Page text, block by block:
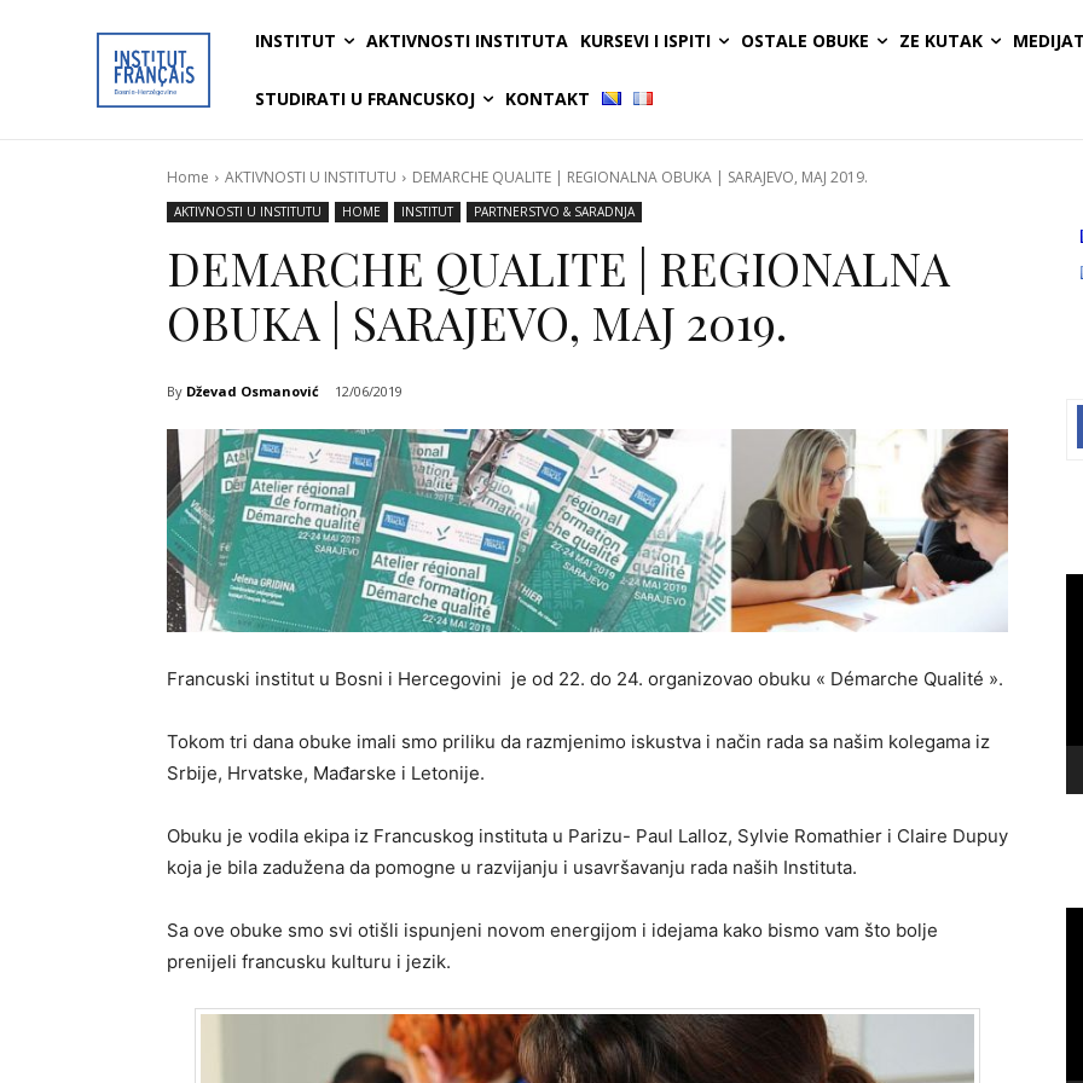
INSTITUT AKTIVNOSTI INSTITUTA KURSEVI I ISPITI OSTALE OBUKE ZE KUTAK
STUDIRATI U FRANCUSKOJ KONTAKT
Home AKTIVNOSTI U INSTITUTU DEMARCHE QUALITE | REGIONALNA OBUKA | SARAJEVO, MAJ 2019.
AKTIVNOSTI U INSTITUTU HOME INSTITUT PARTNERSTVO & SARADNJA
DEMARCHE QUALITE | REGIONALNA
OBUKA | SARAJEVO, MAJ 2019.
By Dževad Osmanović 12/06/2019
Francuski institut u Bosni i Hercegovini je od 22. do 24. organizovao obuku « Démarche Qualité ».
Tokom tri dana obuke imali smo priliku da razmjenimo iskustva i način rada sa našim kolegama iz
Srbije, Hrvatske, Mađarske i Letonije.
Obuku je vodila ekipa iz Francuskog instituta u Parizu- Paul Lalloz, Sylvie Romathier i Claire Dupuy
koja je bila zadužena da pomogne u razvijanju i usavršavanju rada naših Instituta.
Sa ove obuke smo svi otišli ispunjeni novom energijom i idejama kako bismo vam što bolje
prenijeli francusku kulturu i jezik.